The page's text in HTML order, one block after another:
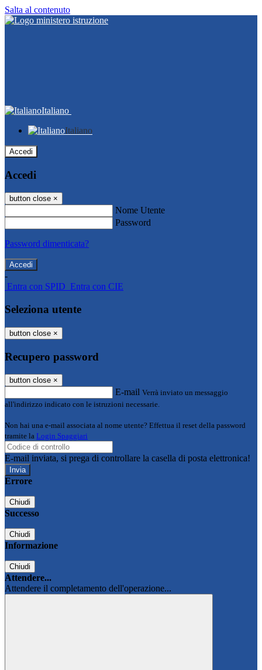
Salta al contenuto
Italiano
Italiano
Accedi
Accedi
button close ×
Nome Utente
Password
Password dimenticata?
-
Entra con SPID Entra con CIE
Seleziona utente
button close ×
Recupero password
button close ×
E-mail Verrà inviato un messaggio
all'indirizzo indicato con le istruzioni necessarie.
Non hai una e-mail associata al nome utente? Effettua il reset della password
tramite la Login Spaggiari
E-mail inviata, si prega di controllare la casella di posta elettronica!
Errore
Chiudi
Successo
Chiudi
Informazione
Chiudi
Attendere...
Attendere il completamento dell'operazione...